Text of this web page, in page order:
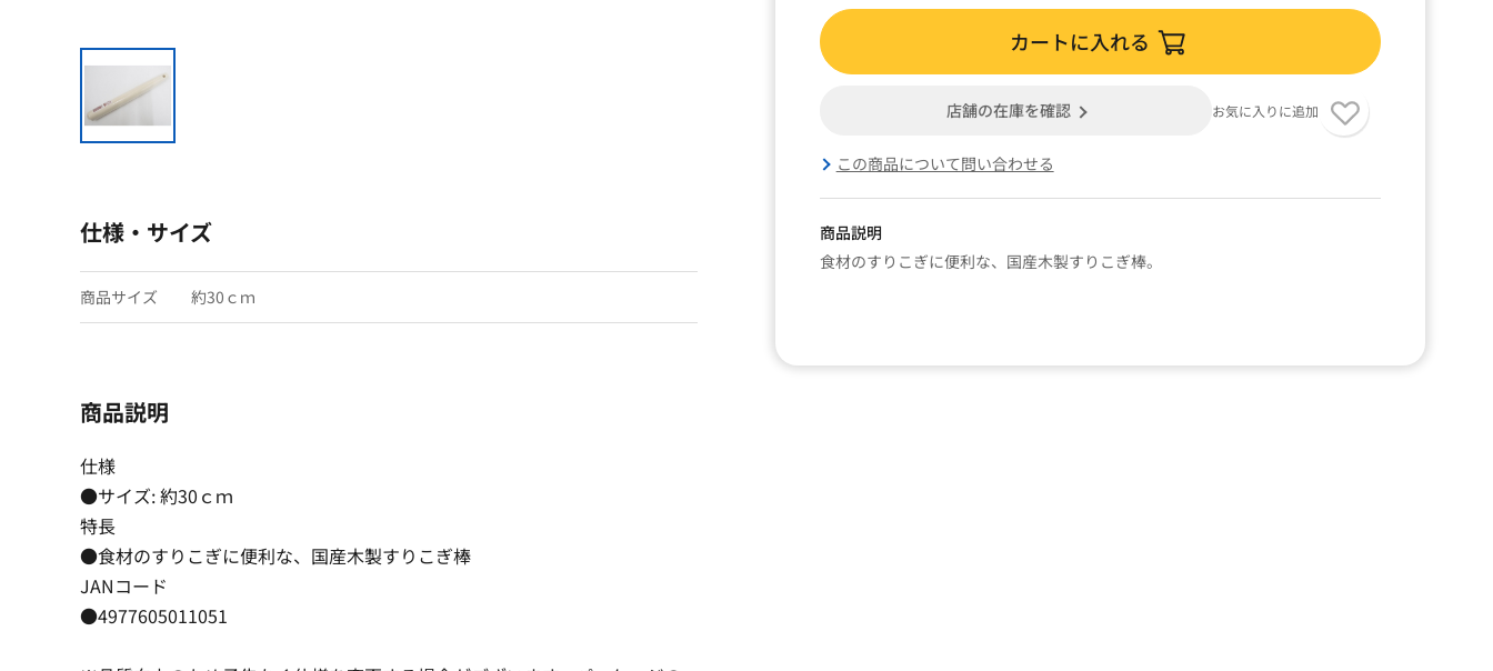
カートに入れる
店舗の在庫を確認 お気に入りに追加
この商品について問い合わせる
商品説明
食材のすりこぎに便利な、国産木製すりこぎ棒。
仕様・サイズ
商品サイズ 約30ｃｍ
商品説明
仕様
●サイズ: 約30ｃｍ
特長
●食材のすりこぎに便利な、国産木製すりこぎ棒
JANコード
●4977605011051